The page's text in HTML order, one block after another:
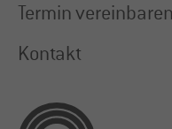
Termin vereinbaren
Kontakt